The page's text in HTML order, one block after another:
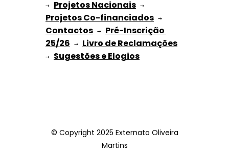
→ Projetos Nacionais
Projetos Co-financiados
Contactos → Pré-Inscrição
25/26 → Livro de Reclamações
→ Sugestões e Elogios
© Copyright 2025 Externato Oliveira
Martins